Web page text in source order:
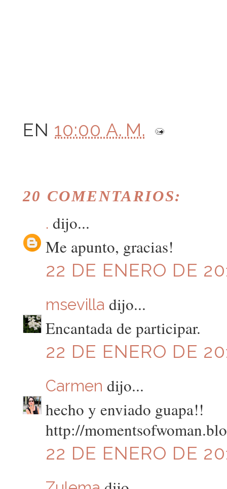
EN 10:00 A. M.
20 COMENTARIOS:
. dijo...
Me apunto, gracias!
22 DE ENERO DE
msevilla dijo...
Encantada de participar.
22 DE ENERO DE
Carmen dijo...
hecho y enviado guapa!!
http://
22 DE ENERO DE